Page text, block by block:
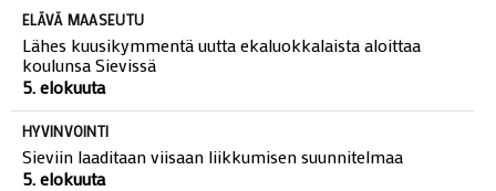
ELÄVÄ MAASEUTU
Lähes kuusikymmentä uutta ekaluokkalaista aloittaa
koulunsa Sievissä
5. elokuuta
HYVINVOINTI
Sieviin laaditaan viisaan liikkumisen suunnitelmaa
5. elokuuta